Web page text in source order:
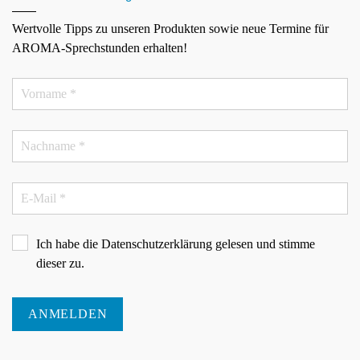
Wertvolle Tipps zu unseren Produkten sowie neue Termine für
AROMA-Sprechstunden erhalten!
Ich habe die Datenschutzerklärung gelesen und stimme
dieser zu.
ANMELDEN